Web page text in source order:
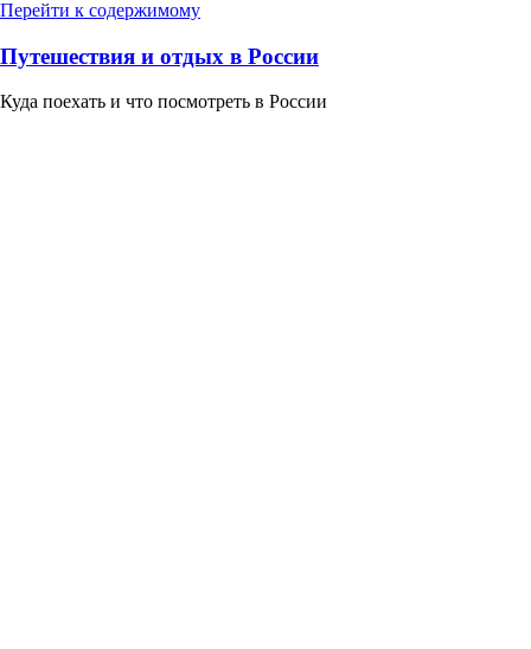
Перейти к содержимому
Путешествия и отдых в России
Куда поехать и что посмотреть в России